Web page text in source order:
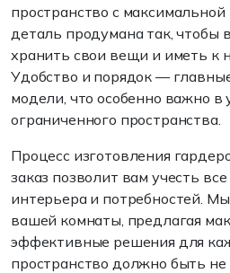
пространство с
деталь продумана так, чтобы
хранить свои вещи и иметь к
Удобство и порядок —
модели, что особенно важно в
ограниченного пространства.
Процесс изготовления
заказ позволит вам учесть
интерьера и потребностей.
вашей комнаты, предлагая
эффективные решения для
пространство должно быть